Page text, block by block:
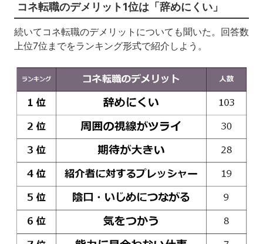
コネ転職のデメリット1位は「辞めにくい」
続いてコネ転職のデメリットについても聞いた。回答数
上位7位までをランキング形式で紹介しよう。